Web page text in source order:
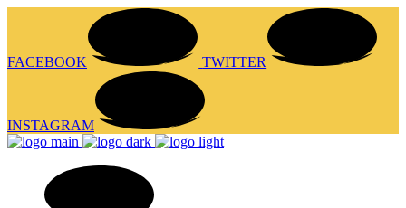
FACEBOOK TWITTER
INSTAGRAM